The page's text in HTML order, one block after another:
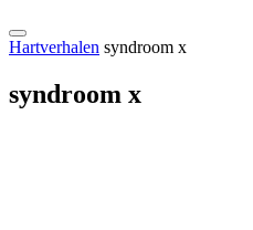
Hartverhalen syndroom x
syndroom x